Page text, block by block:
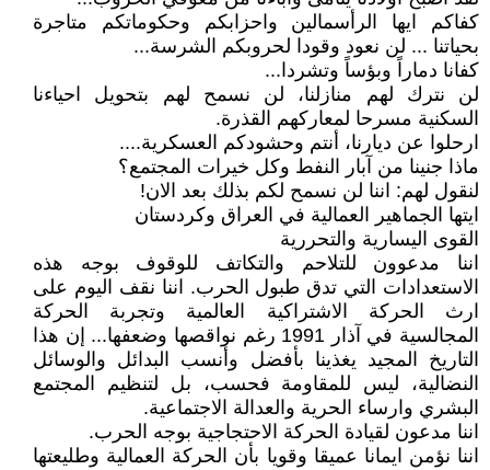
كفاكم ايها الرأسمالين واحزابكم وحكوماتكم متاجرة
بحياتنا ... لن نعود وقودا لحروبكم الشرسة...
كفانا دماراً وبؤساً وتشردا...
لن نترك لهم منازلنا، لن نسمح لهم بتحويل احياءنا
السكنية مسرحا لمعاركهم القذرة.
ارحلوا عن ديارنا، أنتم وحشودكم العسكرية....
ماذا جنينا من آبار النفط وكل خيرات المجتمع؟
لنقول لهم: اننا لن نسمح لكم بذلك بعد الان!
ايتها الجماهير العمالية في العراق وكردستان
القوى اليسارية والتحررية
اننا مدعوون للتلاحم والتكاتف للوقوف بوجه هذه
الاستعدادات التي تدق طبول الحرب. اننا نقف اليوم على
ارث الحركة الاشتراكية العالمية وتجربة الحركة
المجالسية في آذار 1991 رغم نواقصها وضعفها... إن هذا
التاريخ المجيد يغذينا بأفضل وأنسب البدائل والوسائل
النضالية، ليس للمقاومة فحسب، بل لتنظيم المجتمع
البشري وارساء الحرية والعدالة الاجتماعية.
اننا مدعون لقيادة الحركة الاحتجاجية بوجه الحرب.
اننا نؤمن ايمانا عميقا وقويا بأن الحركة العمالية وطليعتها